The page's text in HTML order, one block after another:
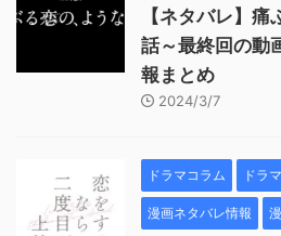
【ネタバレ】
話～最終回の動
報まとめ
2024/3/7
ドラマコラム ドラ
漫画ネタバレ情報